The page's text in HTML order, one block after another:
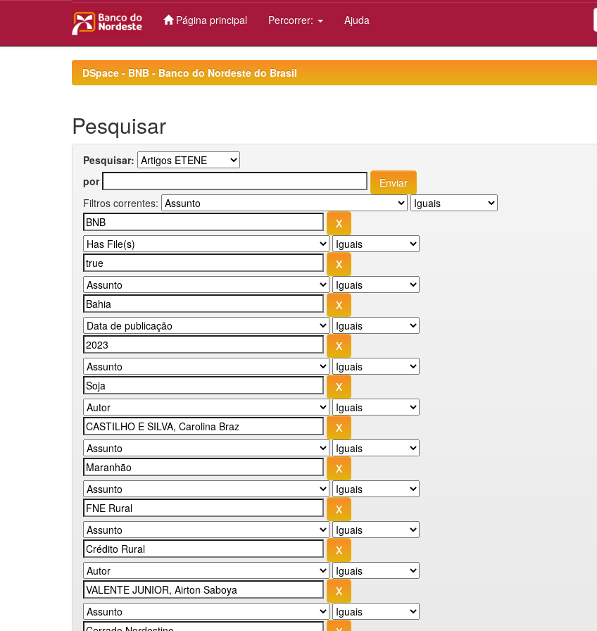
Página principal Percorrer: Ajuda
DSpace - BNB - Banco do Nordeste do Brasil
Pesquisar
Pesquisar:
por
Filtros correntes: